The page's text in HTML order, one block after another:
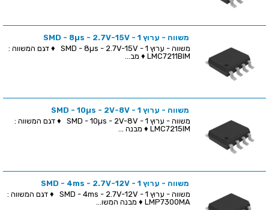
משווה - ערוץ 1 - SMD - 8µs - 2.7V-15V
משווה - ערוץ 1 - SMD - 8µs - 2.7V-15V ♦ דגם המשווה :
LMC7211BIM ♦ מב...
משווה - ערוץ 1 - SMD - 10µs - 2V-8V
משווה - ערוץ 1 - SMD - 10µs - 2V-8V ♦ דגם המשווה :
LMC7215IM ♦ מבנה ...
משווה - ערוץ 1 - SMD - 4ms - 2.7V-12V
משווה - ערוץ 1 - SMD - 4ms - 2.7V-12V ♦ דגם המשווה :
LMP7300MA ♦ מבנה המשו...